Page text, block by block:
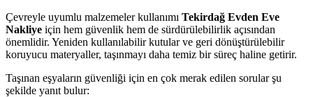
Çevreyle uyumlu malzemeler kullanımı Tekirdağ Evden Eve
Nakliye için hem güvenlik hem de sürdürülebilirlik açısından
önemlidir. Yeniden kullanılabilir kutular ve geri dönüştürülebilir
koruyucu materyaller, taşınmayı daha temiz bir süreç haline getirir.
Taşınan eşyaların güvenliği için en çok merak edilen sorular şu
şekilde yanıt bulur: